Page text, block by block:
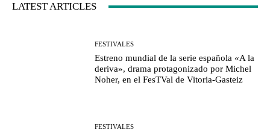
LATEST ARTICLES
FESTIVALES
Estreno mundial de la serie española «A la
deriva», drama protagonizado por Michel
Noher, en el FesTVal de Vitoria-Gasteiz
FESTIVALES